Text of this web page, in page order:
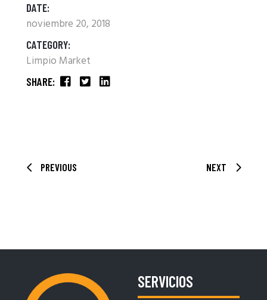
DATE:
noviembre 20, 2018
CATEGORY:
Limpio Market
SHARE:
PREVIOUS NEXT
SERVICIOS